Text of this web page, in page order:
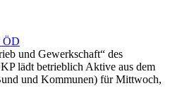
ÖD
und Gewerkschaft“ des
lädt betrieblich Aktive aus dem
und Kommunen) für Mittwoch,